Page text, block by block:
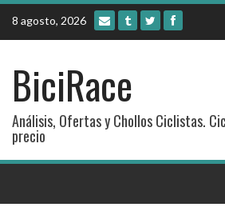
Skip
content
8 agosto, 2026
BiciRace
Análisis, Ofertas y Chollos Ciclistas.
precio